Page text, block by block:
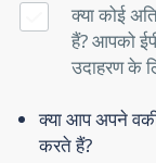
क्या कोई
हैं? आपको
उदाहरण के
क्या आप अपने
करते हैं?